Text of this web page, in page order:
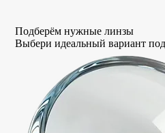
Подберём нужные линзы
Выбери идеальный вариант